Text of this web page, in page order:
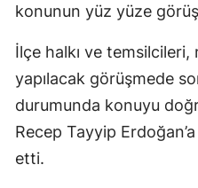
konunun yüz yüze
İlçe halkı ve
yapılacak görüşmede
durumunda konuyu
Recep Tayyip
etti.